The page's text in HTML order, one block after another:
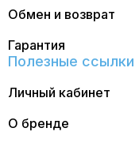
Обмен и возврат
Гарантия
Полезные ссылки
Личный кабинет
О бренде